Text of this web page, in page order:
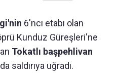
6'ncı etabı olan
Kunduz Güreşleri'ne
Tokatlı başpehlivan
saldırıya uğradı.